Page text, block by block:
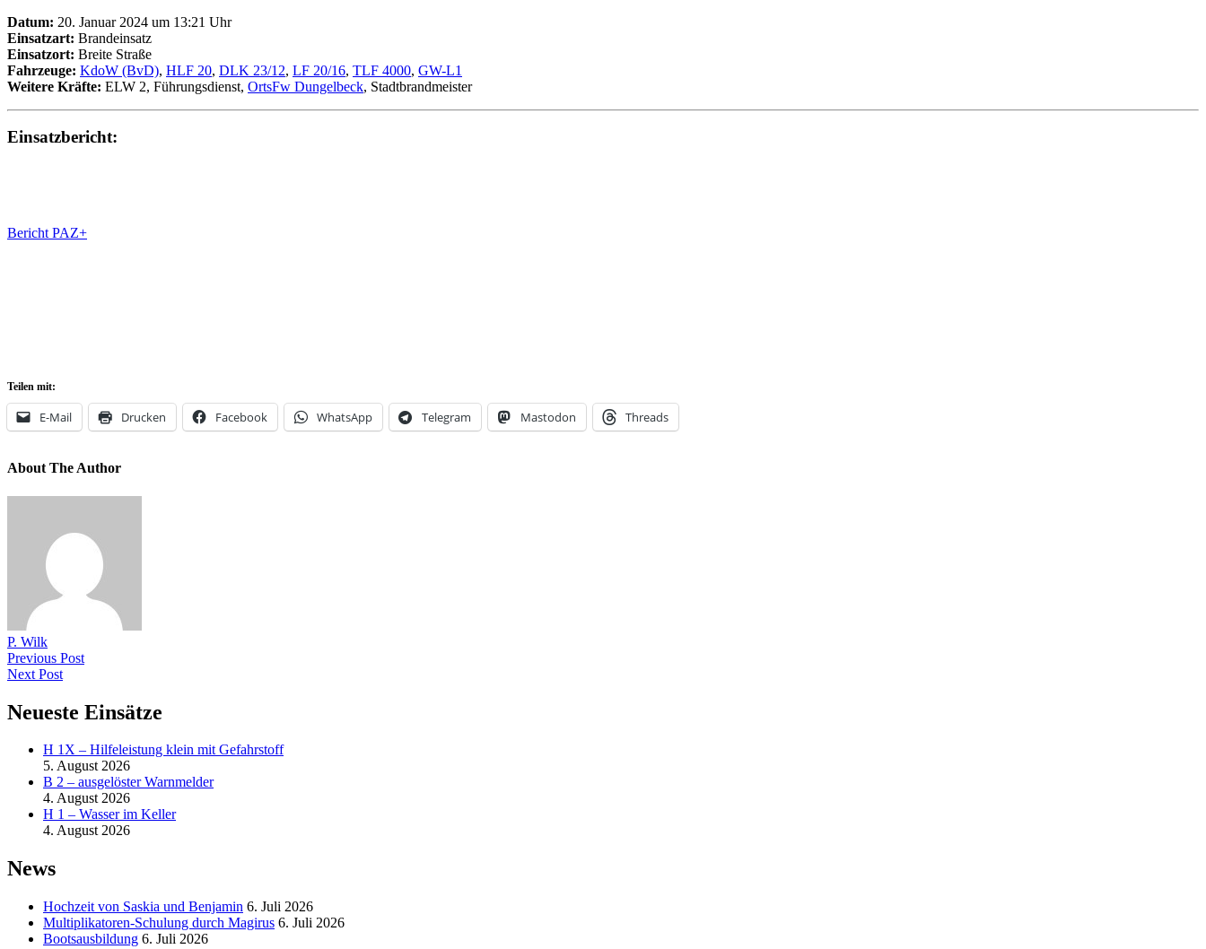
Datum: 20. Januar 2024 um 13:21 Uhr
Einsatzart: Brandeinsatz
Einsatzort: Breite Straße
Fahrzeuge: KdoW (BvD), HLF 20, DLK 23/12, LF 20/16, TLF 4000, GW-L1
Weitere Kräfte: ELW 2, Führungsdienst, OrtsFw Dungelbeck, Stadtbrandmeister
Einsatzbericht:
Bericht PAZ+
Teilen mit:
E-Mail Drucken Facebook WhatsApp Telegram Mastodon Threads
About The Author
P. Wilk
Previous Post
Next Post
Neueste Einsätze
H 1X – Hilfeleistung klein mit Gefahrstoff
5. August 2026
B 2 – ausgelöster Warnmelder
4. August 2026
H 1 – Wasser im Keller
4. August 2026
News
Hochzeit von Saskia und Benjamin 6. Juli 2026
Multiplikatoren-Schulung durch Magirus 6. Juli 2026
Bootsausbildung 6. Juli 2026